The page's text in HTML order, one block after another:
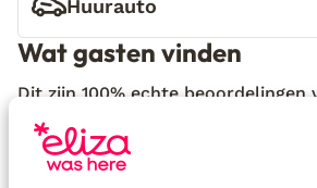
Huurauto
Wat gasten vinden
Dit zijn 100% echte beoordelingen
jou voorgingen.
7.6 Goed